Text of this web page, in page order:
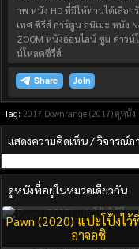
าพ หนัง HD ที่มีให้ท่านได้เลือก
เทศ ซีรีส์ การ์ตูน อนิเมะ หนัง
ZOOM หนังออนไลน์ ซูม ดาว
น์โหลดซีรีส์
Join
Tag: 2017 Downrange (2017) ดูหนัง
แสดงความคิดเห็น / วิจารณ์
ดูหนังที่อยู่ในหมวดเดียวกัน
Pawn (2020) แปะโป้งไว้
อาจอชิ